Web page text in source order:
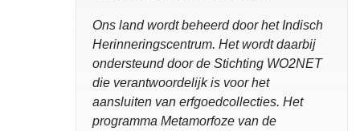
Ons land wordt beheerd door het Indisch
Herinneringscentrum. Het wordt daarbij
ondersteund door de Stichting WO2NET
die verantwoordelijk is voor het
aansluiten van erfgoedcollecties. Het
programma Metamorfoze van de